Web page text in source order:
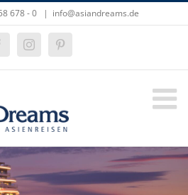
678 - 0 | info@asiandreams.de
InstagramPinterest